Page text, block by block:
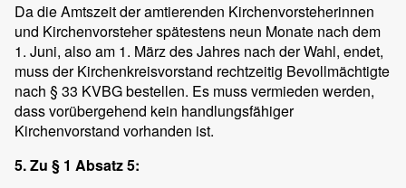
Da die Amtszeit der amtierenden Kirchenvorsteherinnen
und Kirchenvorsteher spätestens neun Monate nach dem
1. Juni, also am 1. März des Jahres nach der Wahl, endet,
muss der Kirchenkreisvorstand rechtzeitig Bevollmächtigte
nach § 33 KVBG bestellen. Es muss vermieden werden,
dass vorübergehend kein handlungsfähiger
Kirchenvorstand vorhanden ist.
5. Zu § 1 Absatz 5: